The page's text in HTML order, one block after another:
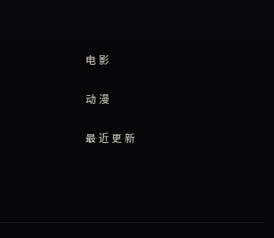
电影
动漫
最近更新